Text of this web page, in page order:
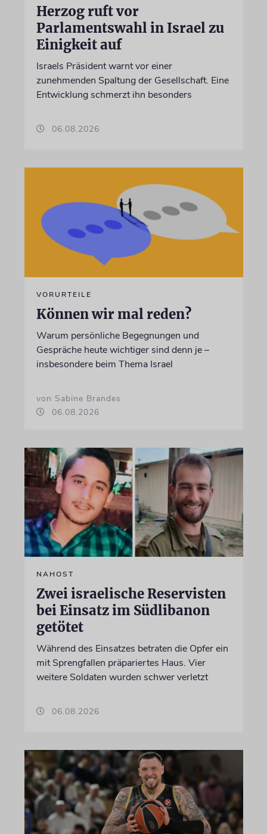
Herzog ruft vor
Parlamentswahl in Israel zu
Einigkeit auf
Israels Präsident warnt vor einer
zunehmenden Spaltung der Gesellschaft. Eine
Entwicklung schmerzt ihn besonders
06.08.2026
VORURTEILE
Können wir mal reden?
Warum persönliche Begegnungen und
Gespräche heute wichtiger sind denn je –
insbesondere beim Thema Israel
von Sabine Brandes
06.08.2026
NAHOST
Zwei israelische Reservisten
bei Einsatz im Südlibanon
getötet
Während des Einsatzes betraten die Opfer ein
mit Sprengfallen präpariertes Haus. Vier
weitere Soldaten wurden schwer verletzt
06.08.2026